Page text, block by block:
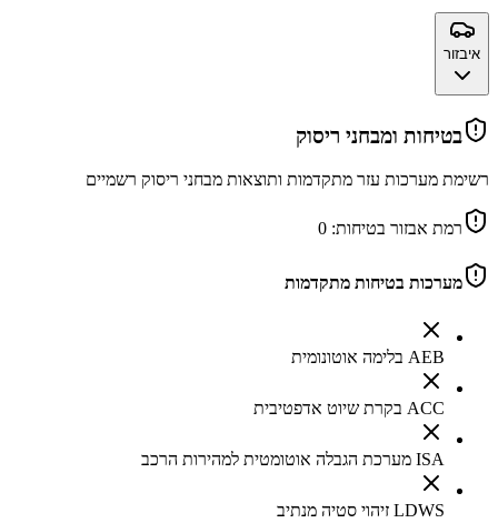
איבזור
בטיחות ומבחני ריסוק
רשימת מערכות עזר מתקדמות ותוצאות מבחני ריסוק רשמיים
רמת אבזור בטיחות: 0
מערכות בטיחות מתקדמות
AEB בלימה אוטונומית
ACC בקרת שיוט אדפטיבית
ISA מערכת הגבלה אוטומטית למהירות הרכב
LDWS זיהוי סטיה מנתיב